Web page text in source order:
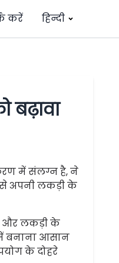
करें हिन्दी
में संलग्न है, ने
अपनी लकड़ी के
और लकड़ी के
बनाना आसान
के दोहरे